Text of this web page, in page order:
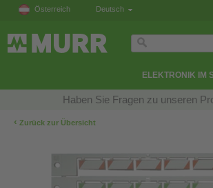
Österreich Deutsch
ELEKTRONIK IM
Haben Sie Fragen zu unseren
‹ Zurück zur Übersicht